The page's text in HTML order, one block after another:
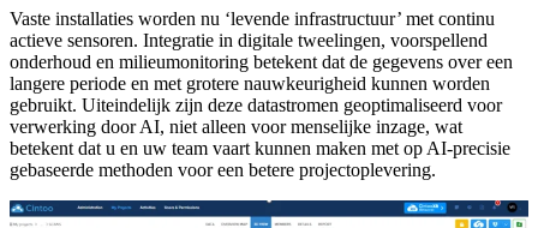
Vaste installaties worden nu ‘levende infrastructuur’ met continu
actieve sensoren. Integratie in digitale tweelingen, voorspellend
onderhoud en milieumonitoring betekent dat de gegevens over een
langere periode en met grotere nauwkeurigheid kunnen worden
gebruikt. Uiteindelijk zijn deze datastromen geoptimaliseerd voor
verwerking door AI, niet alleen voor menselijke inzage, wat
betekent dat u en uw team vaart kunnen maken met op AI-precisie
gebaseerde methoden voor een betere projectoplevering.